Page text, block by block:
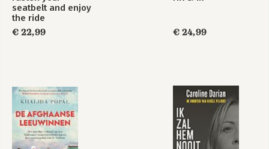
seatbelt and enjoy
the ride
€ 22,99
€ 24,99